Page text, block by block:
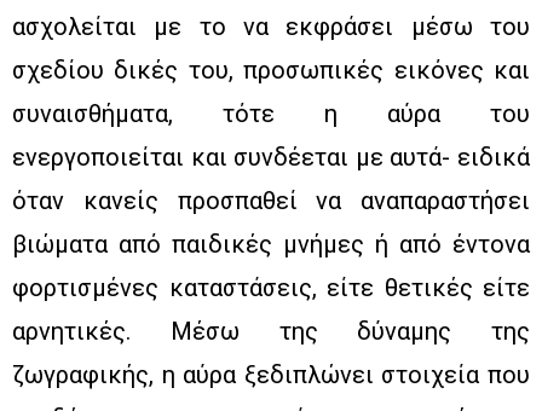
ασχολείται με το να εκφράσει μέσω του
σχεδίου δικές του, προσωπικές εικόνες και
συναισθήματα, τότε η αύρα του
ενεργοποιείται και συνδέεται με αυτά- ειδικά
όταν κανείς προσπαθεί να αναπαραστήσει
βιώματα από παιδικές μνήμες ή από έντονα
φορτισμένες καταστάσεις, είτε θετικές είτε
αρνητικές. Μέσω της δύναμης της
ζωγραφικής, η αύρα ξεδιπλώνει στοιχεία που